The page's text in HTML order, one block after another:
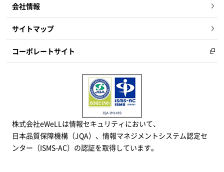
会社情報
サイトマップ
コーポレートサイト
株式会社eWeLLは情報セキュリティにおいて、
日本品質保障機構（JQA）、情報マネジメントシステム認定セ
ンター（ISMS-AC）の認証を取得しています。